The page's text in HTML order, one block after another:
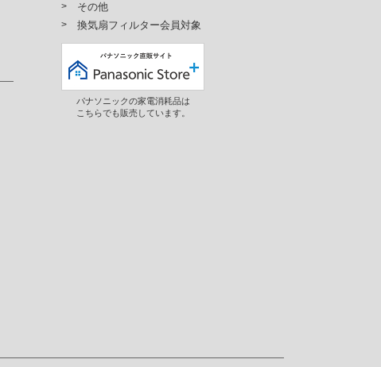
その他
換気扇フィルター会員対象
パナソニックの家電消耗品は
こちらでも販売しています。